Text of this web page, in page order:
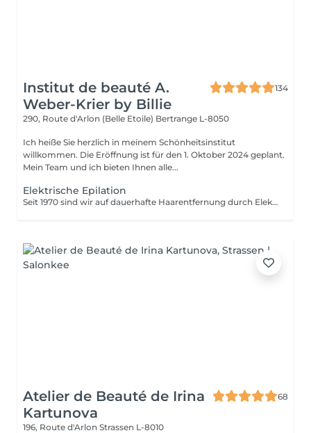
Institut de beauté A.
Weber-Krier by Billie
134
290, Route d'Arlon (Belle Etoile) Bertrange L-8050
Ich heiße Sie herzlich in meinem Schönheitsinstitut
willkommen. Die Eröffnung ist für den 1. Oktober 2024 geplant.
Mein Team und ich bieten Ihnen alle...
Elektrische Epilation
Seit 1970 sind wir auf dauerhafte Haarentfernung durch Elektrolyse spezialisiert. Diese Methode der dauerhaften Haarentfernung ist unumstritten. Die Elektrolyse ermöglicht die dauerhafte Entfernung der für das Haarwachstum verantwortlichen Zellen, indem ein Filament in den Haarfollikel eingeführt wird und ein Hochgeschwindigkeitsstrom angelegt wird, der auf das Haar und die Zielregion abgestimmt ist. Alle Haut- und Haarfarben sowie alle Regionen können effizient und ohne Kompromisse behandelt werden.
Atelier de Beauté de Irina
Kartunova
68
196, Route d'Arlon Strassen L-8010